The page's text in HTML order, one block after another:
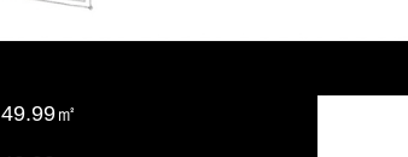
49.99㎡